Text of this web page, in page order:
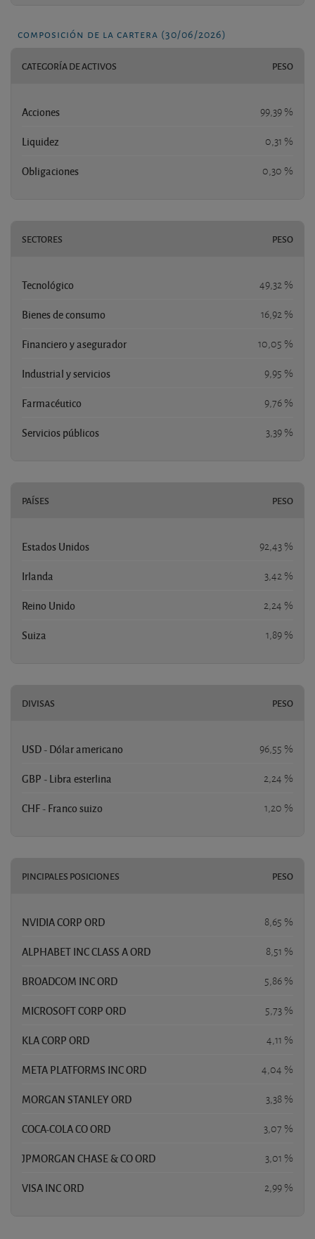
composición de la cartera (30/06/2026)
CATEGORÍA DE ACTIVOS PESO
Acciones 99,39 %
Liquidez 0,31 %
Obligaciones 0,30 %
SECTORES PESO
Tecnológico 49,32 %
Bienes de consumo 16,92 %
Financiero y asegurador 10,05 %
Industrial y servicios 9,95 %
Farmacéutico 9,76 %
Servicios públicos 3,39 %
PAÍSES PESO
Estados Unidos 92,43 %
Irlanda 3,42 %
Reino Unido 2,24 %
Suiza 1,89 %
DIVISAS PESO
USD - Dólar americano 96,55 %
GBP - Libra esterlina 2,24 %
CHF - Franco suizo 1,20 %
PINCIPALES POSICIONES PESO
NVIDIA CORP ORD 8,65 %
ALPHABET INC CLASS A ORD 8,51 %
BROADCOM INC ORD 5,86 %
MICROSOFT CORP ORD 5,73 %
KLA CORP ORD 4,11 %
META PLATFORMS INC ORD 4,04 %
MORGAN STANLEY ORD 3,38 %
COCA-COLA CO ORD 3,07 %
JPMORGAN CHASE & CO ORD 3,01 %
VISA INC ORD 2,99 %